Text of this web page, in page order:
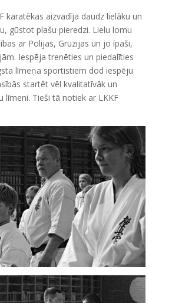
karatēkas aizvadīja daudz lielāku un
gūstot plašu pieredzi. Lielu lomu
ar Polijas, Gruzijas un jo īpaši,
Iespēja trenēties un piedalīties
līmeņa sportistiem dod iespēju
startēt vēl kvalitatīvāk un
līmeni. Tieši tā notiek ar LKKF